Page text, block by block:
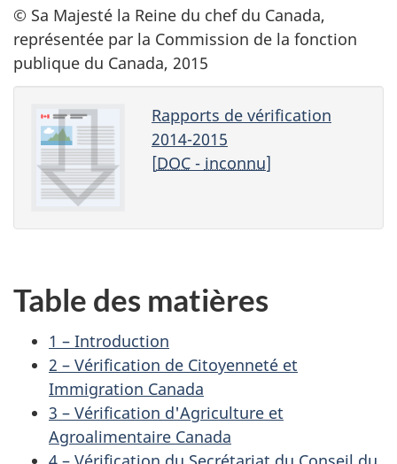
© Sa Majesté la Reine du chef du Canada,
représentée par la Commission de la fonction
publique du Canada, 2015
Rapports de vérification
2014-2015
[DOC- inconnu]
Table des matières
1 – Introduction
2 – Vérification de Citoyenneté et
Immigration Canada
3 – Vérification d'Agriculture et
Agroalimentaire Canada